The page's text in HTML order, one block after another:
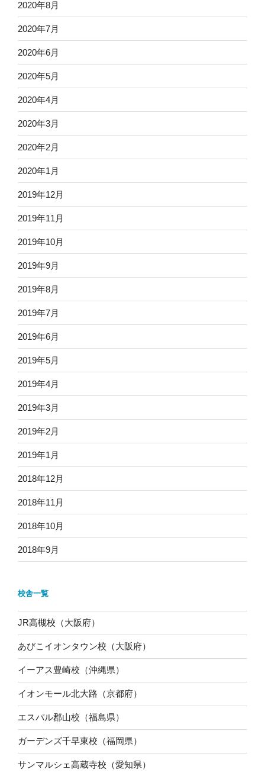
2020年8月
2020年7月
2020年6月
2020年5月
2020年4月
2020年3月
2020年2月
2020年1月
2019年12月
2019年11月
2019年10月
2019年9月
2019年8月
2019年7月
2019年6月
2019年5月
2019年4月
2019年3月
2019年2月
2019年1月
2018年12月
2018年11月
2018年10月
2018年9月
校舎一覧
JR高槻校（大阪府）
あびこイオンタウン校（大阪府）
イーアス豊崎校（沖縄県）
イオンモール北大路（京都府）
エスパル郡山校（福島県）
ガーデンズ千早東校（福岡県）
サンマルシェ高蔵寺校（愛知県）